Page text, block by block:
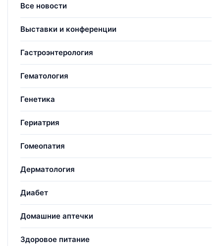
Все новости
Выставки и конференции
Гастроэнтерология
Гематология
Генетика
Гериатрия
Гомеопатия
Дерматология
Диабет
Домашние аптечки
Здоровое питание